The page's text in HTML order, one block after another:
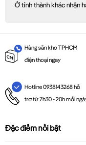
Ở tỉnh thành khác nhận
Hàng sẵn kho TPHCM
điện thoại ngay
Hotline 0938143268 hỗ
trợ từ 7h30 - 20h mỗi
Đặc điểm nổi bật